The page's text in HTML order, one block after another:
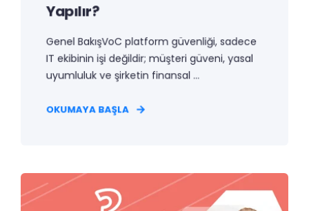
Yapılır?
Genel BakışVoC platform güvenliği, sadece
IT ekibinin işi değildir; müşteri güveni, yasal
uyumluluk ve şirketin finansal ...
OKUMAYA BAŞLA